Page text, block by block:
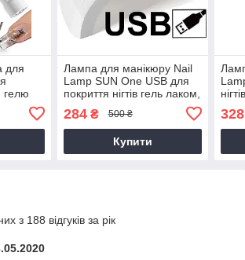
для
гелю
Лампа для манікюру Nail
Lamp SUN One USB для
покриття нігтів гель лаком,
гелем 48W UV/LED White
AVADONA
284₴ 500 ₴
Купити
328
з 188 відгуків за рік